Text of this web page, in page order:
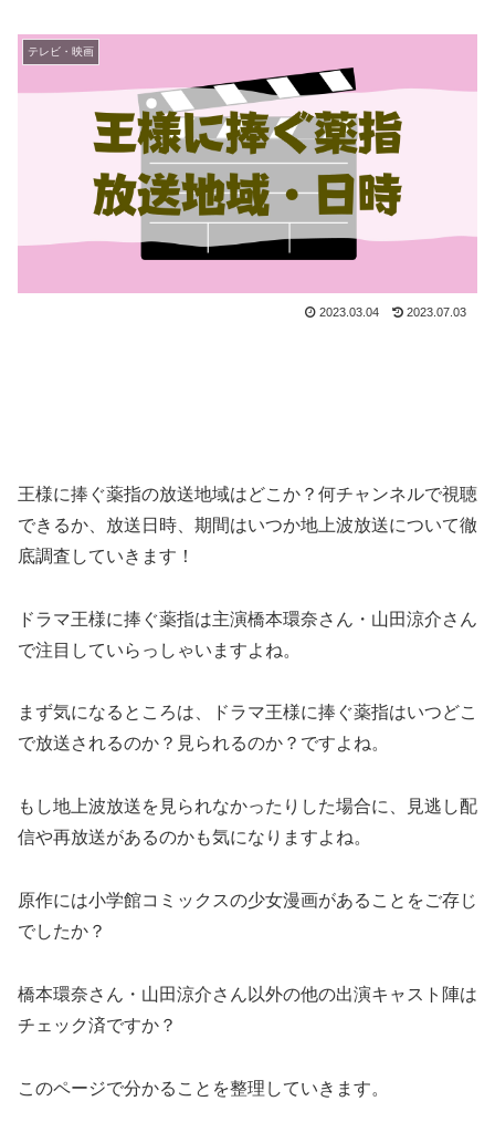
テレビ・映画
2023.03.04 2023.07.03
王様に捧ぐ薬指の放送地域はどこか？何チャンネルで視聴
できるか、放送日時、期間はいつか地上波放送について徹
底調査していきます！
ドラマ王様に捧ぐ薬指は主演橋本環奈さん・山田涼介さん
で注目していらっしゃいますよね。
まず気になるところは、ドラマ王様に捧ぐ薬指はいつどこ
で放送されるのか？見られるのか？ですよね。
もし地上波放送を見られなかったりした場合に、見逃し配
信や再放送があるのかも気になりますよね。
原作には小学館コミックスの少女漫画があることをご存じ
でしたか？
橋本環奈さん・山田涼介さん以外の他の出演キャスト陣は
チェック済ですか？
このページで分かることを整理していきます。